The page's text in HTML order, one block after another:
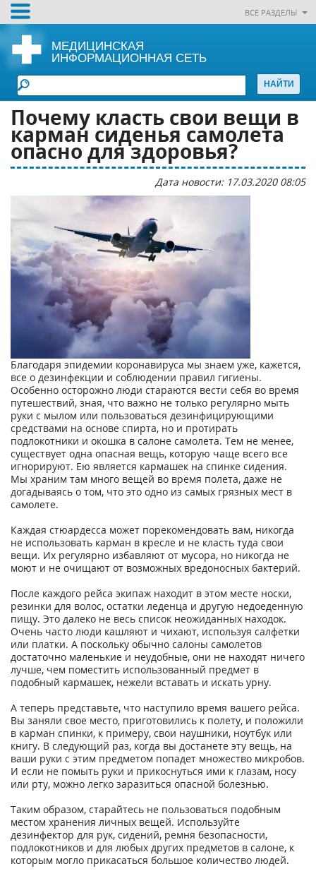
ВСЕ РАЗДЕЛЫ
МЕДИЦИНСКАЯ
ИНФОРМАЦИОННАЯ СЕТЬ
Почему класть свои вещи в
карман сиденья самолета
опасно для здоровья?
Дата новости: 17.03.2020 08:05
Благодаря эпидемии коронавируса мы знаем уже, кажется,
все о дезинфекции и соблюдении правил гигиены.
Особенно осторожно люди стараются вести себя во время
путешествий, зная, что важно не только регулярно мыть
руки с мылом или пользоваться дезинфицирующими
средствами на основе спирта, но и протирать
подлокотники и окошка в салоне самолета. Тем не менее,
существует одна опасная вещь, которую чаще всего все
игнорируют. Ею является кармашек на спинке сидения.
Мы храним там много вещей во время полета, даже не
догадываясь о том, что это одно из самых грязных мест в
самолете.
Каждая стюардесса может порекомендовать вам, никогда
не использовать карман в кресле и не класть туда свои
вещи. Их регулярно избавляют от мусора, но никогда не
моют и не очищают от возможных вредоносных бактерий.
После каждого рейса экипаж находит в этом месте носки,
резинки для волос, остатки леденца и другую недоеденную
пищу. Это далеко не весь список неожиданных находок.
Очень часто люди кашляют и чихают, используя салфетки
или платки. А поскольку обычно салоны самолетов
достаточно маленькие и неудобные, они не находят ничего
лучше, чем поместить использованный предмет в
подобный кармашек, нежели вставать и искать урну.
А теперь представьте, что наступило время вашего рейса.
Вы заняли свое место, приготовились к полету, и положили
в карман спинки, к примеру, свои наушники, ноутбук или
книгу. В следующий раз, когда вы достанете эту вещь, на
ваши руки с этим предметом попадет множество микробов.
И если не помыть руки и прикоснуться ими к глазам, носу
или рту, можно легко заразиться опасной болезнью.
Таким образом, старайтесь не пользоваться подобным
местом хранения личных вещей. Используйте
дезинфектор для рук, сидений, ремня безопасности,
подлокотников и для любых других предметов в салоне, к
которым могло прикасаться большое количество людей.